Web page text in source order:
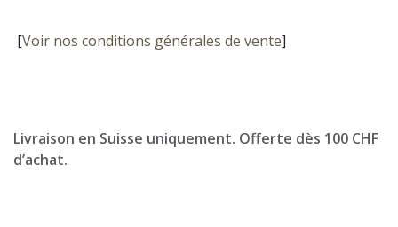
[Voir nos conditions générales de vente]
Livraison en Suisse uniquement. Offerte dès 100 CHF
d’achat.